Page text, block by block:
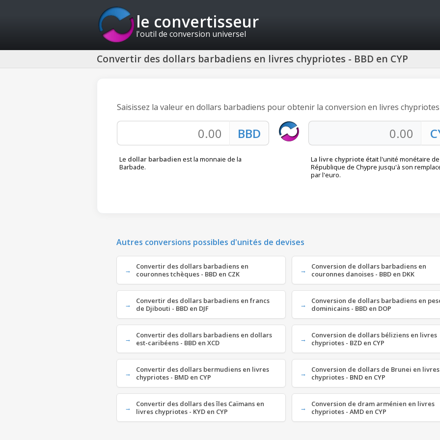
le convertisseur
l'outil de conversion universel
Convertir des dollars barbadiens en livres chypriotes - BBD en CYP
Saisissez la valeur en dollars barbadiens pour obtenir la conversion en livres
Le dollar barbadien est la monnaie de la
Barbade.
La livre chypriote était l'unité monétaire
République de Chypre jusqu'à son
par l'euro.
Autres conversions possibles d'unités de devises
Convertir des dollars barbadiens en
couronnes tchèques - BBD en CZK
Conversion de dollars barbadiens en
couronnes danoises - BBD en DKK
Convertir des dollars barbadiens en francs
de Djibouti - BBD en DJF
Conversion de dollars barbadiens en
dominicains - BBD en DOP
Convertir des dollars barbadiens en dollars
est-caribéens - BBD en XCD
Conversion de dollars béliziens en livres
chypriotes - BZD en CYP
Convertir des dollars bermudiens en livres
chypriotes - BMD en CYP
Conversion de dollars de Brunei en livres
chypriotes - BND en CYP
Convertir des dollars des îles Caïmans en
livres chypriotes - KYD en CYP
Conversion de dram arménien en livres
chypriotes - AMD en CYP